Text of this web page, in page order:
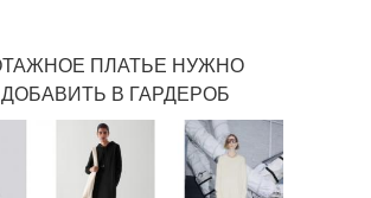
ПЛАТЬЕ НУЖНО
В ГАРДЕРОБ